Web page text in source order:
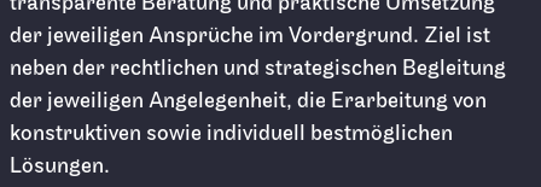
der jeweiligen Ansprüche im Vordergrund. Ziel ist
neben der rechtlichen und strategischen Begleitung
der jeweiligen Angelegenheit, die Erarbeitung von
konstruktiven sowie individuell bestmöglichen
Lösungen.